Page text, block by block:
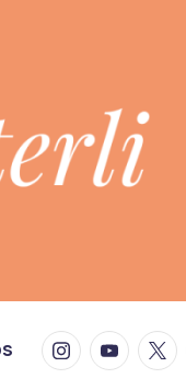
InstagramYoutube
X